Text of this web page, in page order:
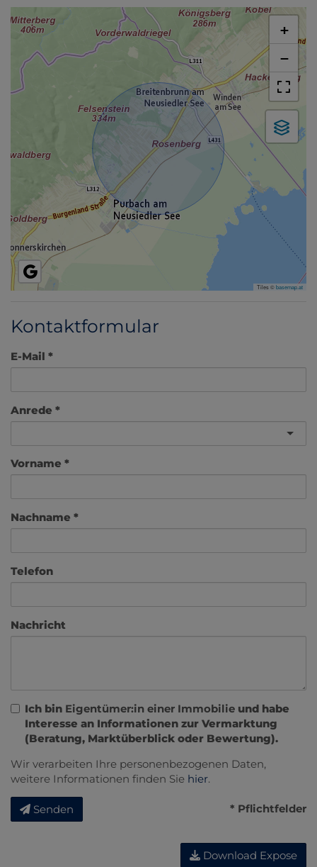
+
−
Tiles ©basemap.at
Kontaktformular
E-Mail
Anrede
Vorname
Nachname
Telefon
Nachricht
Ich bin Eigentümer:in einer Immobilie und habe
Interesse an Informationen zur Vermarktung
(Beratung, Marktüberblick oder Bewertung).
Wir verarbeiten Ihre personenbezogenen Daten,
weitere Informationen finden Sie hier.
Senden * Pflichtfelder
Download Expose